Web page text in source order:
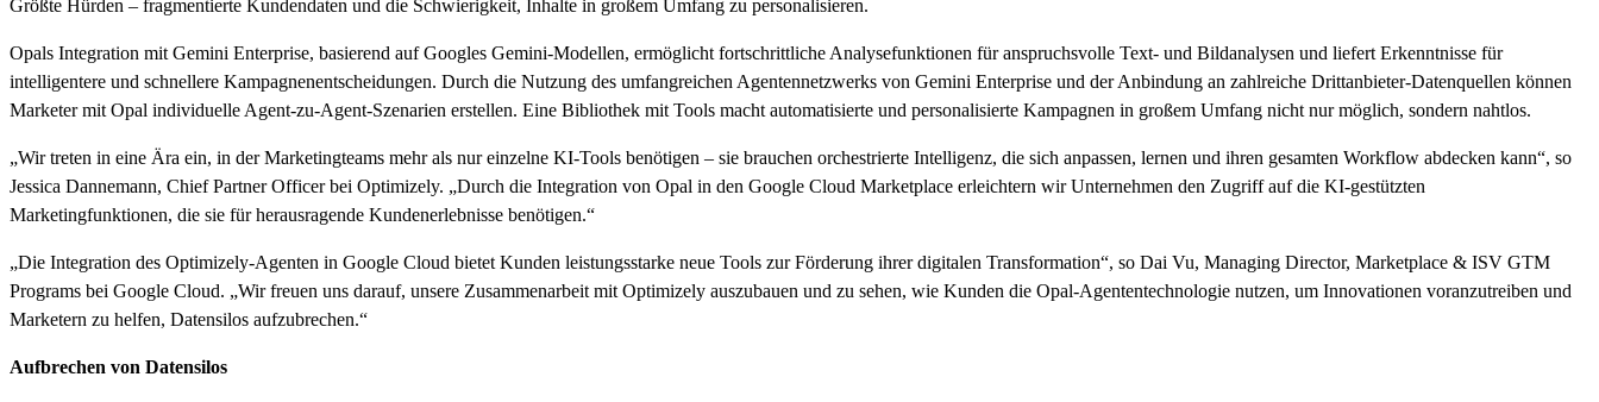
Größte Hürden – fragmentierte Kundendaten und die Schwierigkeit, Inhalte in großem Umfang zu personalisieren.
Opals Integration mit Gemini Enterprise, basierend auf Googles Gemini-Modellen, ermöglicht fortschrittliche Analysefunktionen für anspruchsvolle Text- und Bildanalysen und liefert Erkenntnisse für
intelligentere und schnellere Kampagnenentscheidungen. Durch die Nutzung des umfangreichen Agentennetzwerks von Gemini Enterprise und der Anbindung an zahlreiche Drittanbieter-Datenquellen können
Marketer mit Opal individuelle Agent-zu-Agent-Szenarien erstellen. Eine Bibliothek mit Tools macht automatisierte und personalisierte Kampagnen in großem Umfang nicht nur möglich, sondern nahtlos.
„Wir treten in eine Ära ein, in der Marketingteams mehr als nur einzelne KI-Tools benötigen – sie brauchen orchestrierte Intelligenz, die sich anpassen, lernen und ihren gesamten Workflow abdecken kann“, so
Jessica Dannemann, Chief Partner Officer bei Optimizely. „Durch die Integration von Opal in den Google Cloud Marketplace erleichtern wir Unternehmen den Zugriff auf die KI-gestützten
Marketingfunktionen, die sie für herausragende Kundenerlebnisse benötigen.“
„Die Integration des Optimizely-Agenten in Google Cloud bietet Kunden leistungsstarke neue Tools zur Förderung ihrer digitalen Transformation“, so Dai Vu, Managing Director, Marketplace & ISV GTM
Programs bei Google Cloud. „Wir freuen uns darauf, unsere Zusammenarbeit mit Optimizely auszubauen und zu sehen, wie Kunden die Opal-Agententechnologie nutzen, um Innovationen voranzutreiben und
Marketern zu helfen, Datensilos aufzubrechen.“
Aufbrechen von Datensilos